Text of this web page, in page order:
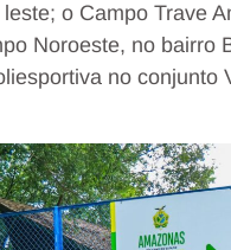
o Campo Trave
Noroeste, no bairro
no conjunto